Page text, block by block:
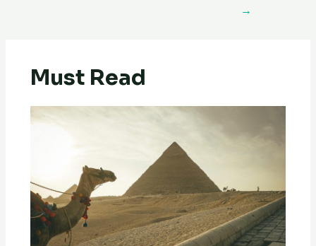
→
Must Read